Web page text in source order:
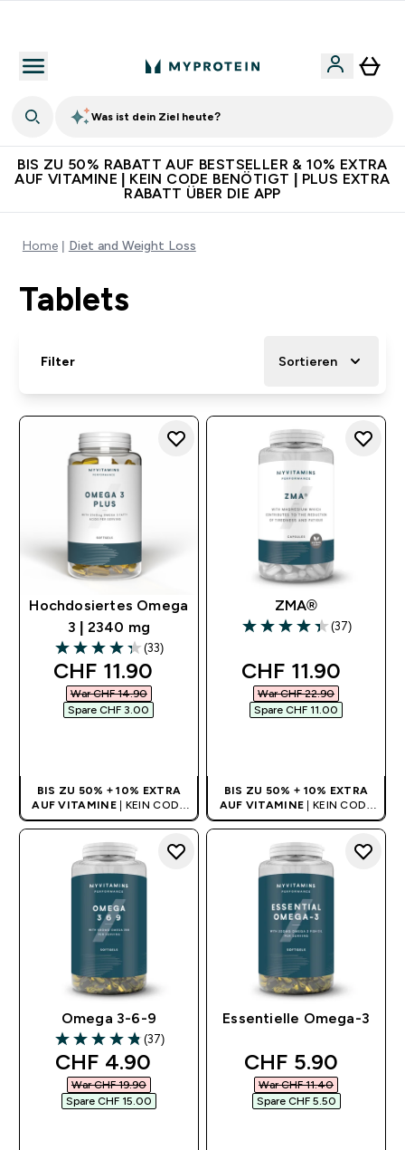
Was ist dein Ziel heute?
BIS ZU 50% RABATT AUF BESTSELLER & 10% EXTRA
AUF VITAMINE | KEIN CODE BENÖTIGT | PLUS EXTRA
RABATT ÜBER DIE APP
Home Diet and Weight Loss
Tablets
Filter Sortieren
Hochdosiertes Omega
3 | 2340 mg
4.33 out of 5 stars
(33)
discounted price
CHF 11.90‎
War CHF 14.90‎
Spare CHF 3.00‎
BIS ZU 50% + 10% EXTRA
AUF VITAMINE
| KEIN CODE
BENÖTIGT
ZMA®
4.35 out of 5 stars
(37)
discounted
CHF 11.90‎
War CHF 22.90‎
Spare CHF 11.00‎
BIS ZU 50% + 10% EXTRA
AUF VITAMINE
| KEIN CODE
BENÖTIGT
Omega 3-6-9
4.84 out of 5 stars
(37)
discounted price
CHF 4.90‎
War CHF 19.90‎
Spare CHF 15.00‎
Essentielle Omega-3
discounted
CHF 5.90‎
War CHF 11.40‎
Spare CHF 5.50‎